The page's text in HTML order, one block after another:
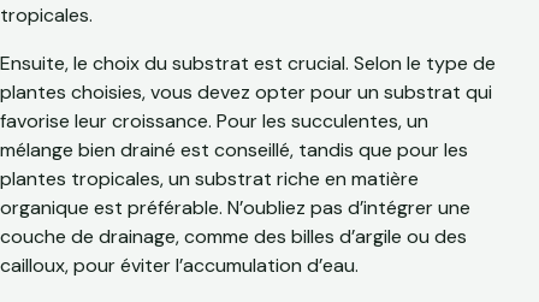
tropicales.
Ensuite, le choix du substrat est crucial. Selon le type de
plantes choisies, vous devez opter pour un substrat qui
favorise leur croissance. Pour les succulentes, un
mélange bien drainé est conseillé, tandis que pour les
plantes tropicales, un substrat riche en matière
organique est préférable. N’oubliez pas d’intégrer une
couche de drainage, comme des billes d’argile ou des
cailloux, pour éviter l’accumulation d’eau.